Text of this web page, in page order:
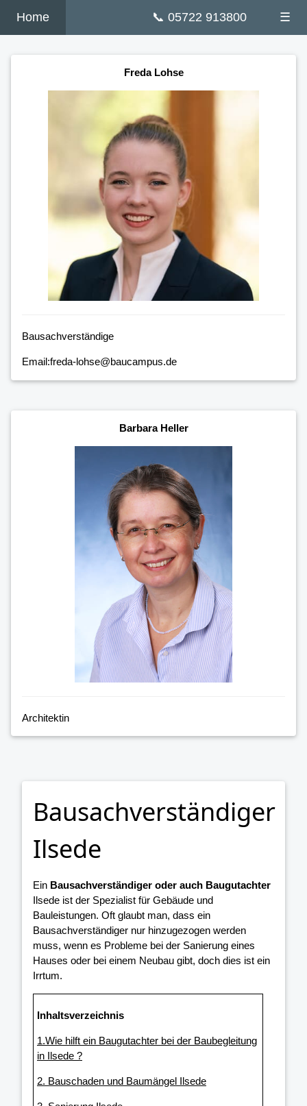
☰
📞 05722 913800
Home
Freda Lohse
Bausachverständige
Email:freda-lohse@baucampus.de
Barbara Heller
Architektin
Bausachverständiger
Ilsede
Ein Bausachverständiger oder auch Baugutachter
Ilsede ist der Spezialist für Gebäude und
Bauleistungen. Oft glaubt man, dass ein
Bausachverständiger nur hinzugezogen werden
muss, wenn es Probleme bei der Sanierung eines
Hauses oder bei einem Neubau gibt, doch dies ist ein
Irrtum.
Inhaltsverzeichnis
1.Wie hilft ein Baugutachter bei der Baubegleitung
in Ilsede ?
2. Bauschaden und Baumängel Ilsede